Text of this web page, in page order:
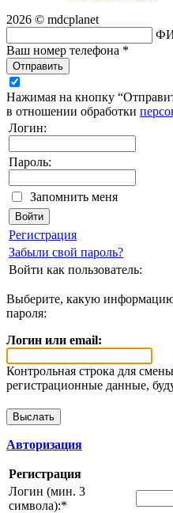
2026 © mdcplanet
Ваш номер телефона *
Отправить
Нажимая на кнопку
в отношении обработки
Логин:
Пароль:
Запомнить меня
Регистрация
Забыли свой пароль?
Войти как пользователь:
Выберите, какую информацию
пароля:
Логин или email:
Контрольная строка для
регистрационные данные,
Авторизация
Регистрация
Логин (мин. 3
символа):*